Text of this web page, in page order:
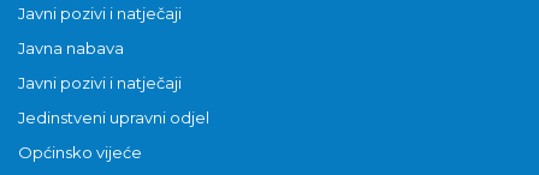
Javni pozivi i natječaji
Javna nabava
Javni pozivi i natječaji
Jedinstveni upravni odjel
Općinsko vijeće